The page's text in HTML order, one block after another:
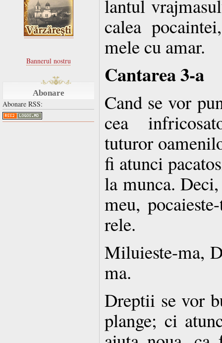
Bannerul nostru
Abonare
Abonare RSS:
lantul
calea
mele cu amar.
Cantarea 3-a
Cand se vor
cea
tuturor
fi atunci
la munca.
meu,
rele.
Miluieste-ma,
ma.
Dreptii se vor
plange; ci